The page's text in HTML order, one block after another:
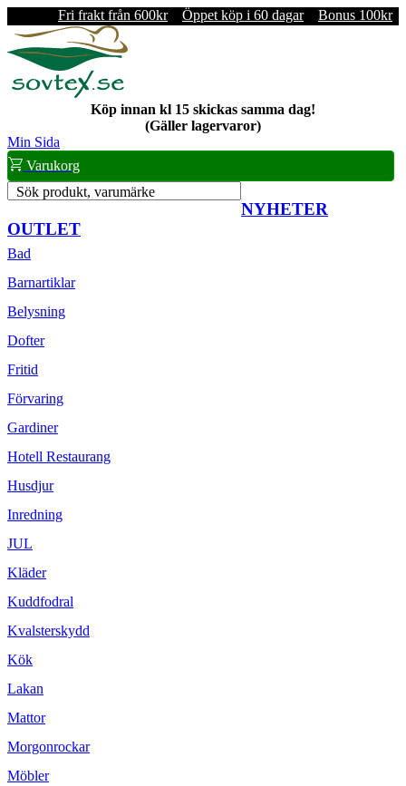
Fri frakt från 600kr Öppet köp i 60 dagar Bonus 100kr
Köp innan kl 15 skickas samma dag!
(Gäller lagervaror)
Min Sida
Varukorg
Sök produkt, varumärke
NYHETER
OUTLET
Bad
Barnartiklar
Belysning
Dofter
Fritid
Förvaring
Gardiner
Hotell Restaurang
Husdjur
Inredning
JUL
Kläder
Kuddfodral
Kvalsterskydd
Kök
Lakan
Mattor
Morgonrockar
Möbler